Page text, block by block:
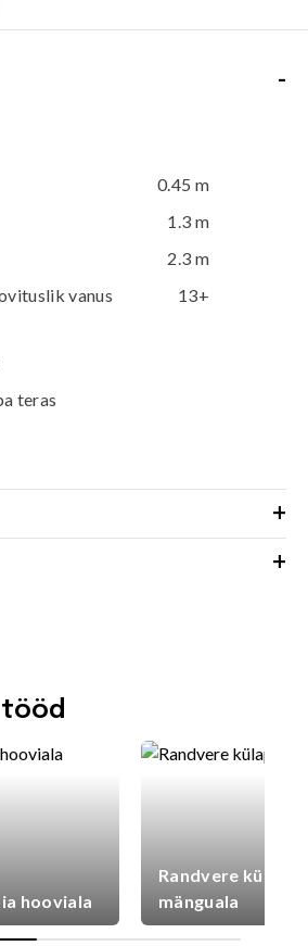
-
0.45 m
1.3 m
2.3 m
vanus
13+
teras
+
+
tööd
hooviala
Randvere
mänguala